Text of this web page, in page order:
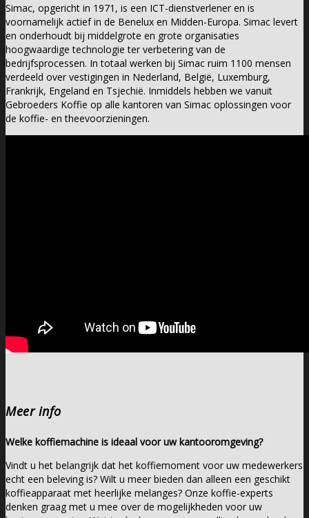
Simac, opgericht in 1971, is een ICT-dienstverlener en is
voornamelijk actief in de Benelux en Midden-Europa. Simac levert
en onderhoudt bij middelgrote en grote organisaties
hoogwaardige technologie ter verbetering van de
bedrijfsprocessen. In totaal werken bij Simac ruim 1100 mensen
verdeeld over vestigingen in Nederland, België, Luxemburg,
Frankrijk, Engeland en Tsjechië. Inmiddels hebben we vanuit
Gebroeders Koffie op alle kantoren van Simac oplossingen voor
de koffie- en theevoorzieningen.
Meer info
Welke koffiemachine is ideaal voor uw kantooromgeving?
Vindt u het belangrijk dat het koffiemoment voor uw medewerkers
echt een beleving is? Wilt u meer bieden dan alleen een geschikt
koffieapparaat met heerlijke melanges? Onze koffie-experts
denken graag met u mee over de mogelijkheden voor uw